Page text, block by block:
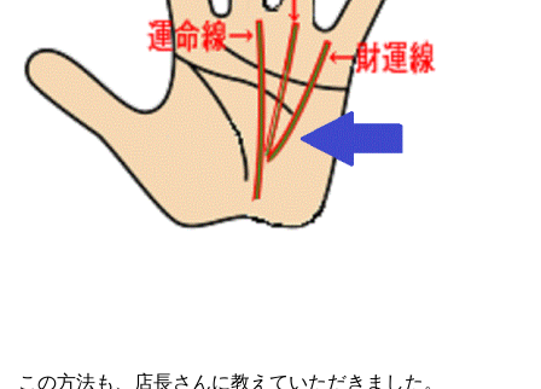
この方法も、店長さんに教えていただきました。